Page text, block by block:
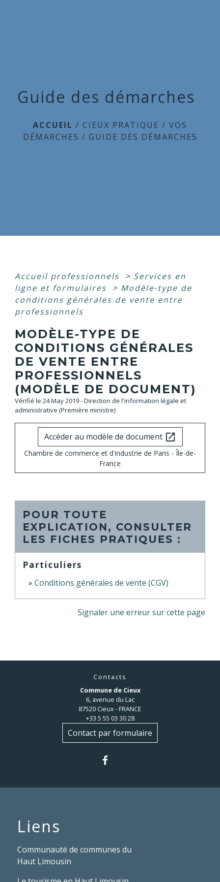
Guide des démarches
ACCUEIL / CIEUX PRATIQUE / VOS
DÉMARCHES / GUIDE DES DÉMARCHES
Accueil professionnels > Services en
ligne et formulaires
> Modèle-type de
conditions générales de vente entre
professionnels
MODÈLE-TYPE DE
CONDITIONS GÉNÉRALES
DE VENTE ENTRE
PROFESSIONNELS
(MODÈLE DE DOCUMENT)
Vérifié le 24 May 2019 - Direction de l'information légale et
administrative (Première ministre)
Accéder au modèle de document open_in_new
Chambre de commerce et d'industrie de Paris - Île-de-
France
POUR TOUTE
EXPLICATION, CONSULTER
LES FICHES PRATIQUES :
Particuliers
Conditions générales de vente (CGV)
Signaler une erreur sur cette page
Contacts
Commune de Cieux
6, avenue du Lac
87520 Cieux - FRANCE
+33 5 55 03 30 28
Contact par formulaire
Liens
Communauté de communes du
Haut Limousin